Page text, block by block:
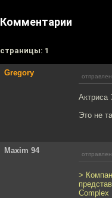
Комментарии
cтраницы: 1
Gregory
Актриса
Это не
Maxim 94
>
Complex